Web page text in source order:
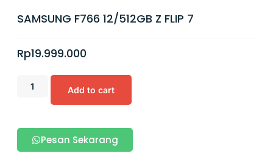
SAMSUNG F766 12/512GB Z FLIP 7
Rp19.999.000
Add to cart
Pesan Sekarang